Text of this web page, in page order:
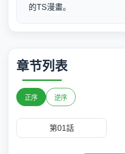
的TS漫畫。
章节列表
正序 逆序
第01話